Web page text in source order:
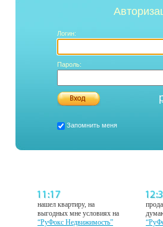
Логин:
Пароль:
Запомнить меня
нашел квартиру, на
выгодных мне условиях на
“РуФокс Недвижимость”